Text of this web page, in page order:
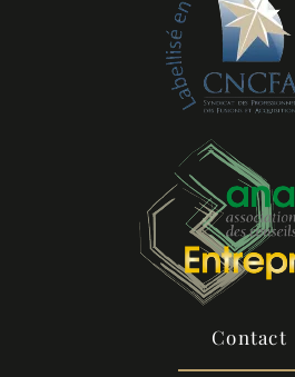
Contact